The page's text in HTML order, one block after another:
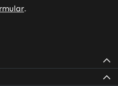
.
öffnet in neuem Tab